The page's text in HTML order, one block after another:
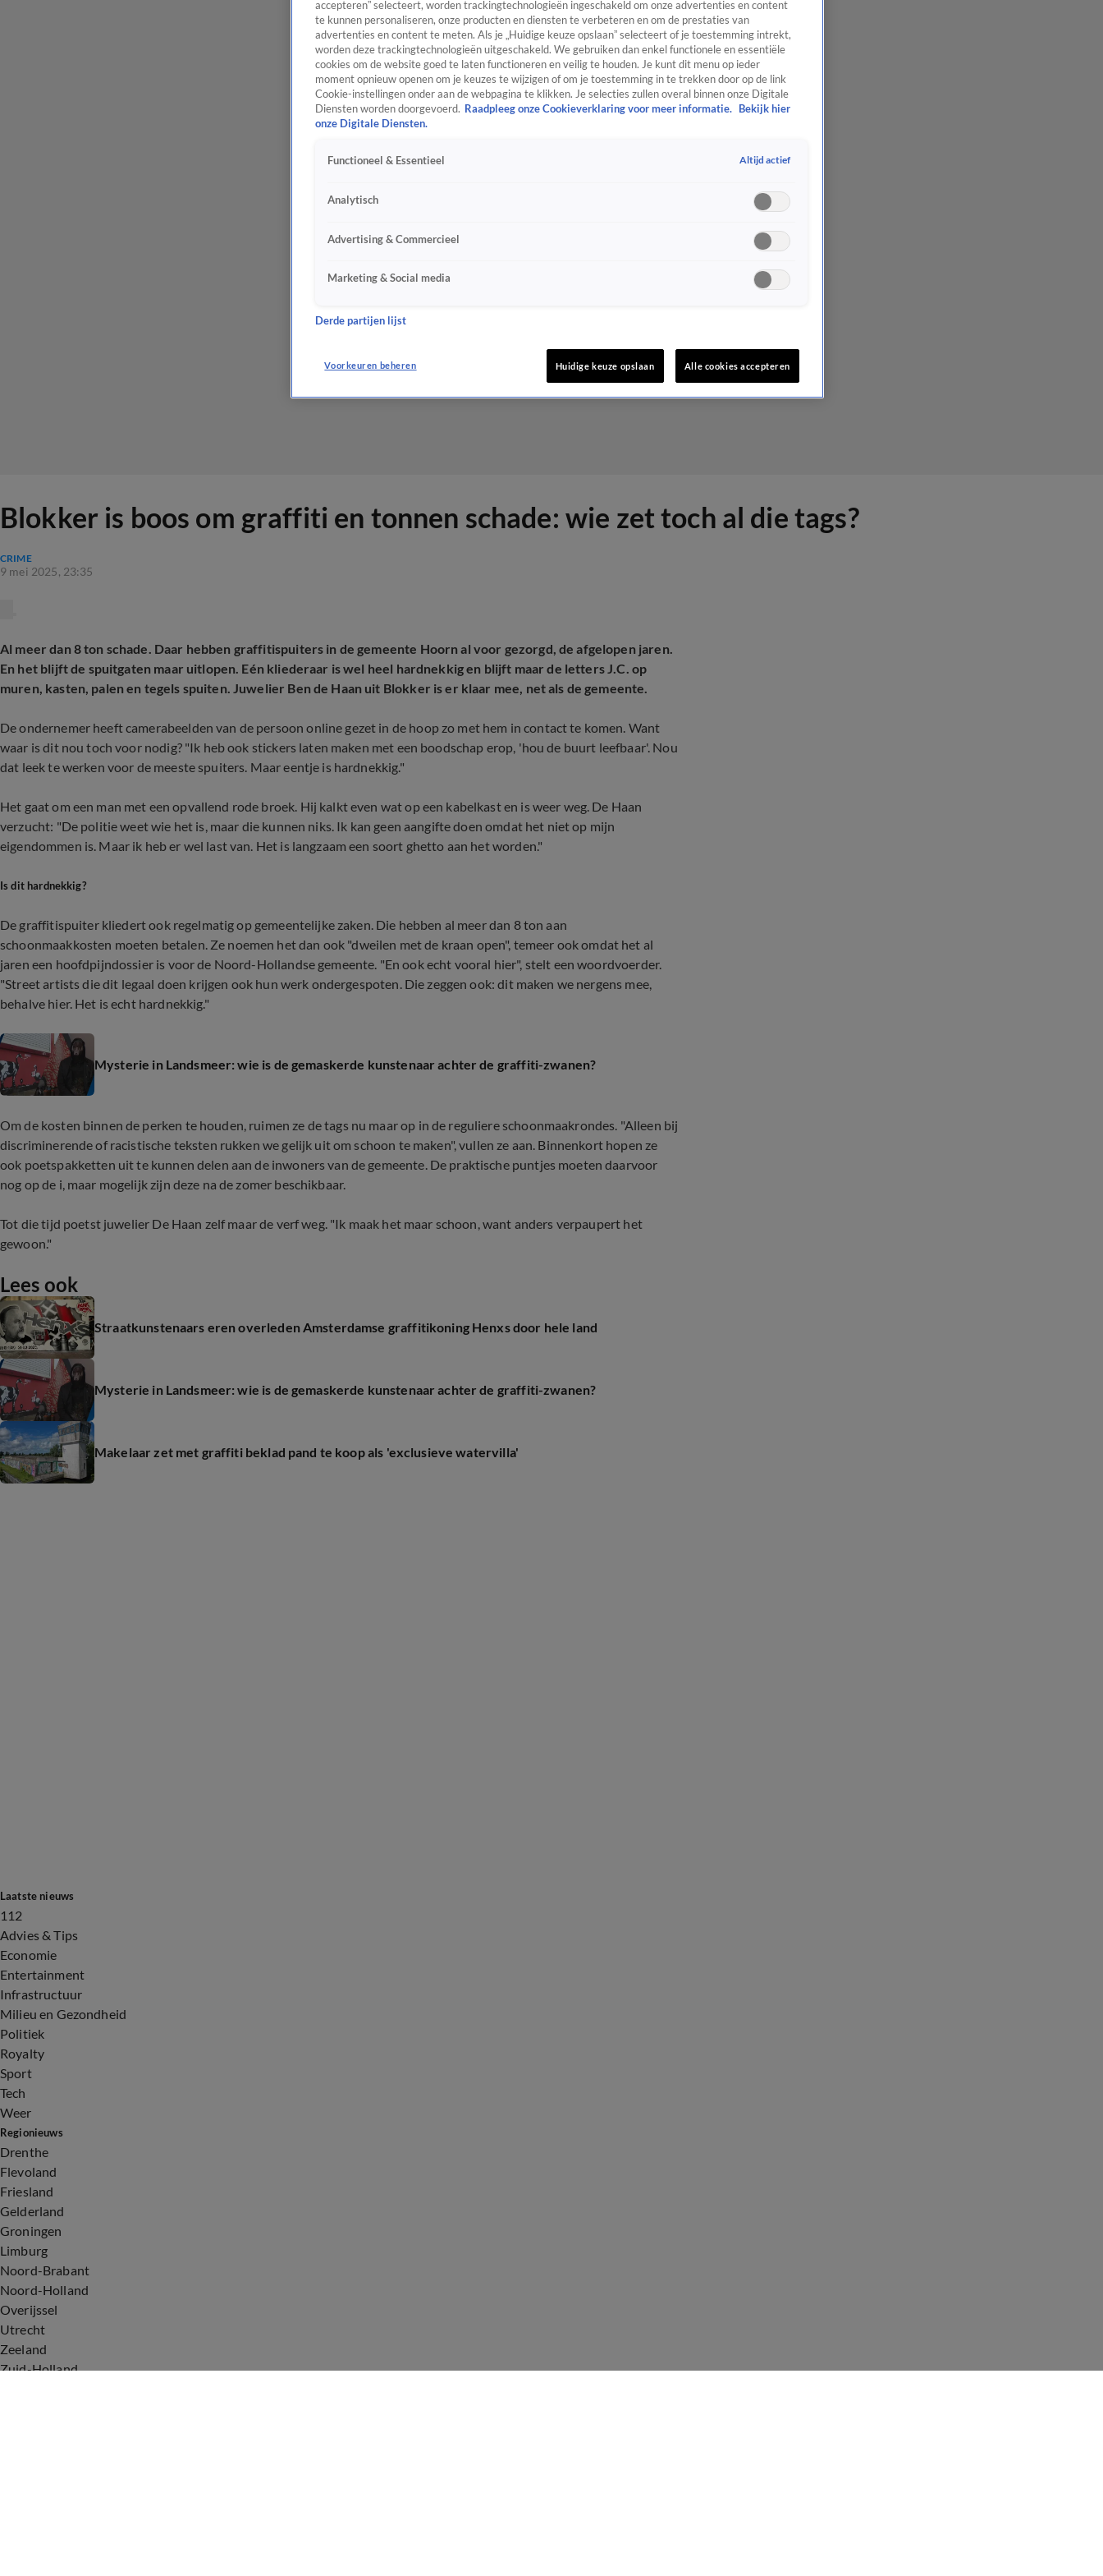
Blokker is boos om graffiti en tonnen schade: wie zet toch al die tags?
CRIME
9 mei 2025, 23:35
Al meer dan 8 ton schade. Daar hebben graffitispuiters in de gemeente Hoorn al voor gezorgd, de afgelopen jaren.
En het blijft de spuitgaten maar uitlopen. Eén kliederaar is wel heel hardnekkig en blijft maar de letters J.C. op
muren, kasten, palen en tegels spuiten. Juwelier Ben de Haan uit Blokker is er klaar mee, net als de gemeente.
De ondernemer heeft camerabeelden van de persoon online gezet in de hoop zo met hem in contact te komen. Want
waar is dit nou toch voor nodig? "Ik heb ook stickers laten maken met een boodschap erop, 'hou de buurt leefbaar'. Nou
dat leek te werken voor de meeste spuiters. Maar eentje is hardnekkig."
Het gaat om een man met een opvallend rode broek. Hij kalkt even wat op een kabelkast en is weer weg. De Haan
verzucht: "De politie weet wie het is, maar die kunnen niks. Ik kan geen aangifte doen omdat het niet op mijn
eigendommen is. Maar ik heb er wel last van. Het is langzaam een soort ghetto aan het worden."
Is dit hardnekkig?
De graffitispuiter kliedert ook regelmatig op gemeentelijke zaken. Die hebben al meer dan 8 ton aan
schoonmaakkosten moeten betalen. Ze noemen het dan ook "dweilen met de kraan open", temeer ook omdat het al
jaren een hoofdpijndossier is voor de Noord-Hollandse gemeente. "En ook echt vooral hier", stelt een woordvoerder.
"Street artists die dit legaal doen krijgen ook hun werk ondergespoten. Die zeggen ook: dit maken we nergens mee,
behalve hier. Het is echt hardnekkig."
Mysterie in Landsmeer: wie is de gemaskerde kunstenaar achter de graffiti-zwanen?
Om de kosten binnen de perken te houden, ruimen ze de tags nu maar op in de reguliere schoonmaakrondes. "Alleen bij
discriminerende of racistische teksten rukken we gelijk uit om schoon te maken", vullen ze aan. Binnenkort hopen ze
ook poetspakketten uit te kunnen delen aan de inwoners van de gemeente. De praktische puntjes moeten daarvoor
nog op de i, maar mogelijk zijn deze na de zomer beschikbaar.
Tot die tijd poetst juwelier De Haan zelf maar de verf weg. "Ik maak het maar schoon, want anders verpaupert het
gewoon."
Lees ook
Straatkunstenaars eren overleden Amsterdamse graffitikoning Henxs door hele land
Mysterie in Landsmeer: wie is de gemaskerde kunstenaar achter de graffiti-zwanen?
Makelaar zet met graffiti beklad pand te koop als 'exclusieve watervilla'
Laatste nieuws
112
Advies & Tips
Economie
Entertainment
Infrastructuur
Milieu en Gezondheid
Politiek
Royalty
Sport
Tech
Weer
Regionieuws
Drenthe
Flevoland
Friesland
Gelderland
Groningen
Limburg
Noord-Brabant
Noord-Holland
Overijssel
Utrecht
Zeeland
Zuid-Holland
accepteren” selecteert, worden trackingtechnologieën ingeschakeld om onze advertenties en content
te kunnen personaliseren, onze producten en diensten te verbeteren en om de prestaties van
advertenties en content te meten. Als je „Huidige keuze opslaan” selecteert of je toestemming intrekt,
worden deze trackingtechnologieën uitgeschakeld. We gebruiken dan enkel functionele en essentiële
cookies om de website goed te laten functioneren en veilig te houden. Je kunt dit menu op ieder
moment opnieuw openen om je keuzes te wijzigen of om je toestemming in te trekken door op de link
Cookie-instellingen onder aan de webpagina te klikken. Je selecties zullen overal binnen onze Digitale
Diensten worden doorgevoerd. Raadpleeg onze Cookieverklaring voor meer informatie.
Bekijk hier
onze Digitale Diensten.
Functioneel & Essentieel Altijd actief
Analytisch
Advertising & Commercieel
Marketing & Social media
Derde partijen lijst
Voorkeuren beheren Huidige keuze opslaan Alle cookies accepteren